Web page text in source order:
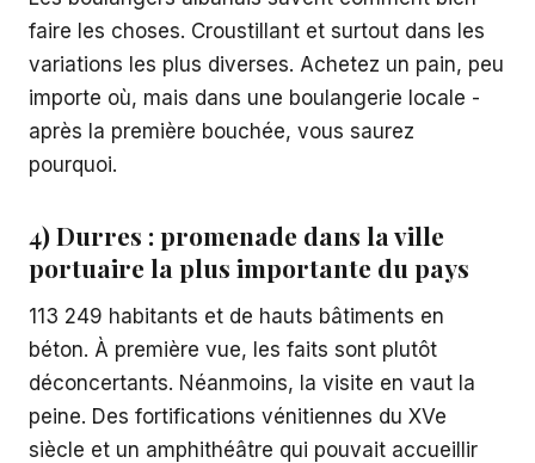
faire les choses. Croustillant et surtout dans les
variations les plus diverses. Achetez un pain, peu
importe où, mais dans une boulangerie locale -
après la première bouchée, vous saurez
pourquoi.
4) Durres : promenade dans la ville
portuaire la plus importante du pays
113 249 habitants et de hauts bâtiments en
béton. À première vue, les faits sont plutôt
déconcertants. Néanmoins, la visite en vaut la
peine. Des fortifications vénitiennes du XVe
siècle et un amphithéâtre qui pouvait accueillir